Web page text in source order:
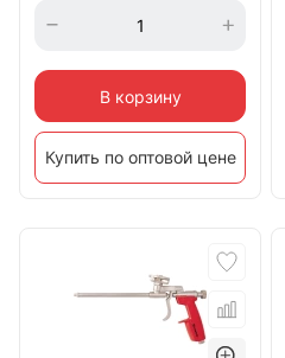
В корзину
Купить по оптовой цене